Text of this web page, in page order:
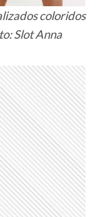
coloridos
Slot Anna